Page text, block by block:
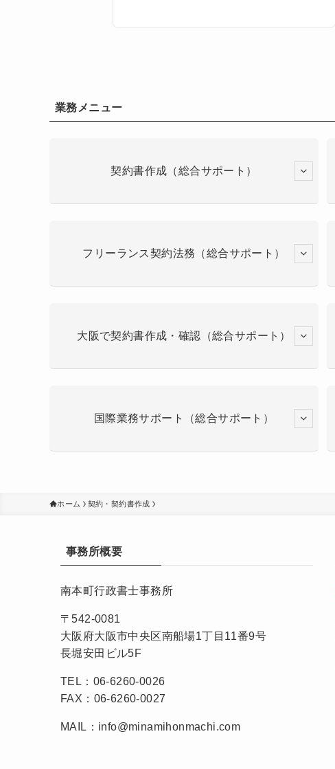
業務メニュー
契約書作成（総合サポート）
フリーランス契約法務（総合サポート）
大阪で契約書作成・確認（総合サポート）
国際業務サポート（総合サポート）
ホーム 契約・契約書作成
事務所概要
南本町行政書士事務所
〒542-0081
大阪府大阪市中央区南船場1丁目11番9号
長堀安田ビル5F
TEL：06-6260-0026
FAX：06-6260-0027
MAIL：info@minamihonmachi.com